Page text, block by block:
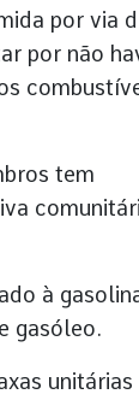
por via
por não
tem
à
gasóleo.
unitárias